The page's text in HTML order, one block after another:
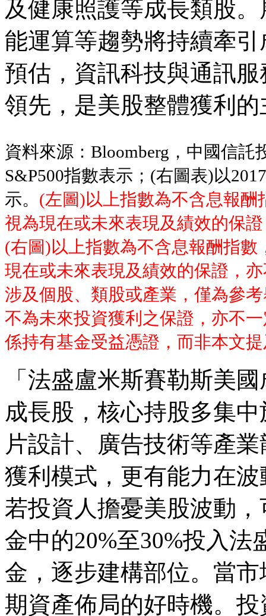
及健康照護等成長類股
能運算等趨勢將持續牽
預估，資訊科技與通訊
領先，是美股整體獲利
資料來源：Bloomberg，中國信託
S&P500指數表示；(右圖表)以
示。 (左圖)以上指數為不含息報
視為現在或未來表現及績效的保
(右圖)以上指數為不含息報酬指
現在或未來表現及績效的保證，
涉及個股、類股或產業，僅為參
不為未來投資獲利之保證，亦不
係持有基金受益憑證，而非本文
「法盛盧米斯賽勒斯美
成長股，核心持股多集
片設計、廣告技術等產
獲利模式，更有能力在
若投資人擔憂美股波動
金中的20%至30%投入
金，逐步建構部位。當
期資產佈局的好時機。